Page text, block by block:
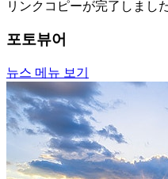
リンクコピーが完了しました
포토뷰어
뉴스 메뉴 보기